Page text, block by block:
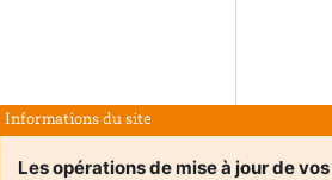
Informations du site
Les opérations de mise à jour de vos